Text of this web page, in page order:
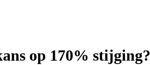
op 170% stijging?